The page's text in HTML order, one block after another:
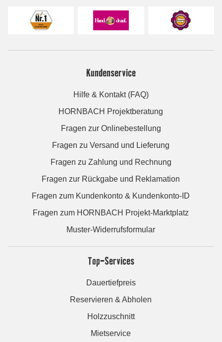
Kundenservice
Hilfe & Kontakt (FAQ)
HORNBACH Projektberatung
Fragen zur Onlinebestellung
Fragen zu Versand und Lieferung
Fragen zu Zahlung und Rechnung
Fragen zur Rückgabe und Reklamation
Fragen zum Kundenkonto & Kundenkonto-ID
Fragen zum HORNBACH Projekt-Marktplatz
Muster-Widerrufsformular
Top-Services
Dauertiefpreis
Reservieren & Abholen
Holzzuschnitt
Mietservice